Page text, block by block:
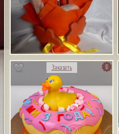
Заказать